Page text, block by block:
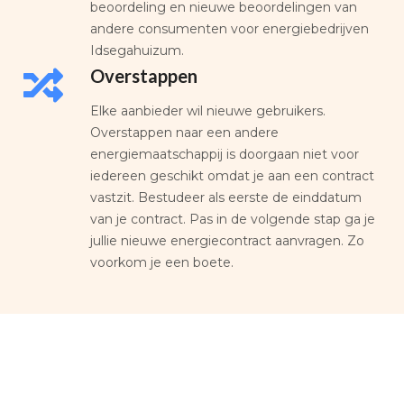
beoordeling en nieuwe beoordelingen van
andere consumenten voor energiebedrijven
Idsegahuizum.
Overstappen
Elke aanbieder wil nieuwe gebruikers.
Overstappen naar een andere
energiemaatschappij is doorgaan niet voor
iedereen geschikt omdat je aan een contract
vastzit. Bestudeer als eerste de einddatum
van je contract. Pas in de volgende stap ga je
jullie nieuwe energiecontract aanvragen. Zo
voorkom je een boete.